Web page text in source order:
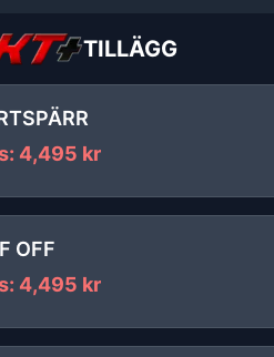
TILLÄGG
: 4,495 kr
OFF
: 4,495 kr